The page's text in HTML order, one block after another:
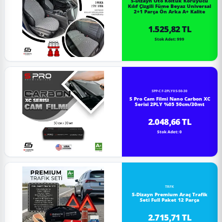
Kılıf Çizgili Füme Beyaz Universal
2+1 Parça Ön Arka A+ Kalite
1.525,82 TL
Stok Adet: 999
SPP-CF-2PLY05-50-30
S Pro Cam Filmi Nano Carbon XC
Serisi 2PLY %05 50cm/30mt
2.048,66 TL
Stok Adet: 0
TRFK
S-Dizayn Premium Araç Trafik
Seti Full Paket 12 Parça
2.715,71 TL